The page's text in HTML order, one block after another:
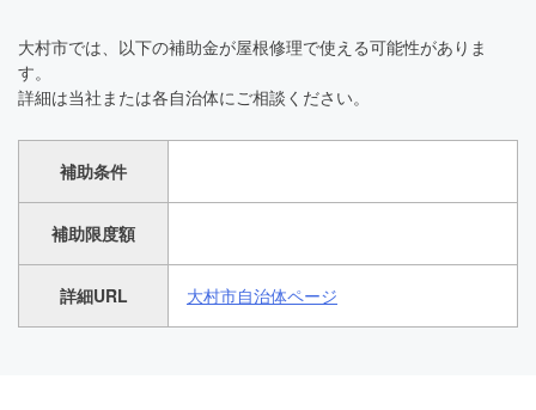
大村市では、以下の補助金が屋根修理で使える可能性がありま
す。
詳細は当社または各自治体にご相談ください。
補助条件
補助限度額
詳細URL 大村市自治体ページ